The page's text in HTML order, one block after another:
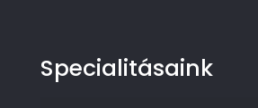
Specialitásaink